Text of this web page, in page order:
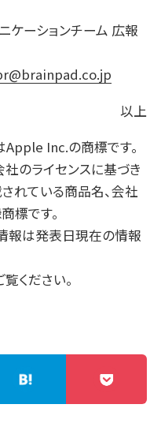
ケーションチーム 広報
以上
Inc.の商標です。
のライセンスに基づき
れている商品名、会社
標です。
報は発表日現在の情報
覧ください。